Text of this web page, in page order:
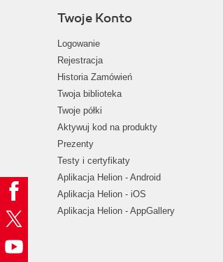
Twoje Konto
Logowanie
Rejestracja
Historia Zamówień
Twoja biblioteka
Twoje półki
Aktywuj kod na produkty
Prezenty
Testy i certyfikaty
Aplikacja Helion - Android
Aplikacja Helion - iOS
Aplikacja Helion - AppGallery